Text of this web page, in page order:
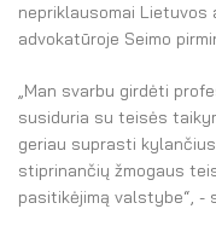
EN
ES
nepriklausomai Lietuvos
advokatūroje Seimo
„Man svarbu girdėti
susiduria su teisės
geriau suprasti
stiprinančių žmogaus
pasitikėjimą valstybe“, -